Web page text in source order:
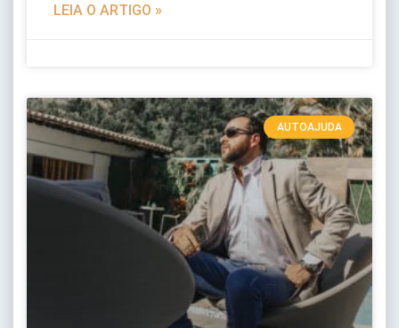
LEIA O ARTIGO »
AUTOAJUDA